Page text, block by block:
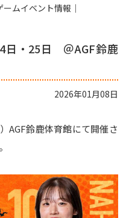
ームイベント情報 ｜
日・25日 ＠AGF鈴鹿
2026年01月08日
AGF鈴鹿体育館にて開催さ